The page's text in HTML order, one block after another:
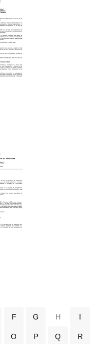
F G H I
O P Q R